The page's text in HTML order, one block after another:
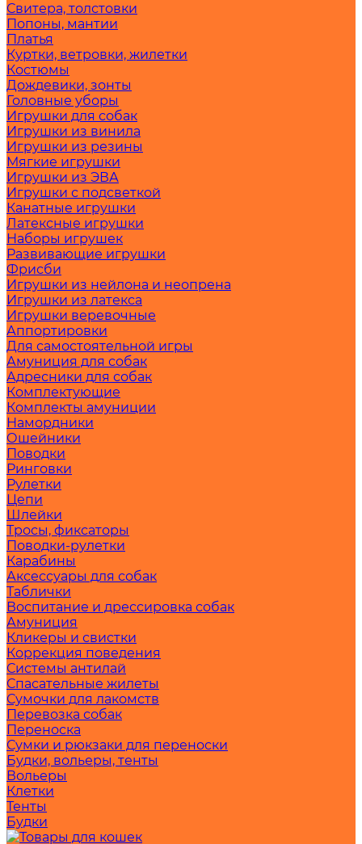
Свитера, толстовки
Попоны, мантии
Платья
Куртки, ветровки, жилетки
Костюмы
Дождевики, зонты
Головные уборы
Игрушки для собак
Игрушки из винила
Игрушки из резины
Мягкие игрушки
Игрушки из ЭВА
Игрушки с подсветкой
Канатные игрушки
Латексные игрушки
Наборы игрушек
Развивающие игрушки
Фрисби
Игрушки из нейлона и неопрена
Игрушки из латекса
Игрушки веревочные
Аппортировки
Для самостоятельной игры
Амуниция для собак
Адресники для собак
Комплектующие
Комплекты амуниции
Намордники
Ошейники
Поводки
Ринговки
Рулетки
Цепи
Шлейки
Тросы, фиксаторы
Поводки-рулетки
Карабины
Аксессуары для собак
Таблички
Воспитание и дрессировка собак
Амуниция
Кликеры и свистки
Коррекция поведения
Системы антилай
Спасательные жилеты
Сумочки для лакомств
Перевозка собак
Переноска
Сумки и рюкзаки для переноски
Будки, вольеры, тенты
Вольеры
Клетки
Тенты
Будки